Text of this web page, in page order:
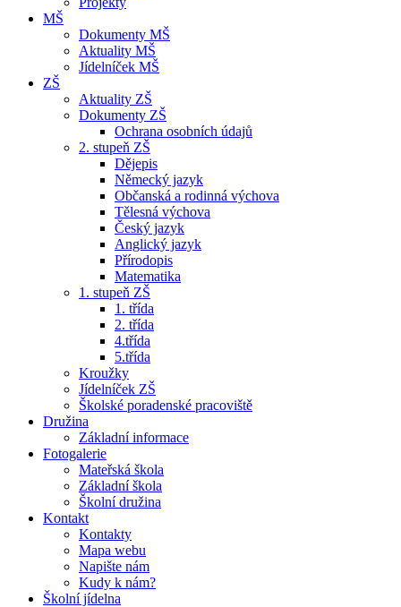
MŠ
Dokumenty MŠ
Aktuality MŠ
Jídelníček MŠ
ZŠ
Aktuality ZŠ
Dokumenty ZŠ
Ochrana osobních údajů
2. stupeň ZŠ
Dějepis
Německý jazyk
Občanská a rodinná výchova
Tělesná výchova
Český jazyk
Anglický jazyk
Přírodopis
Matematika
1. stupeň ZŠ
1. třída
2. třída
4.třída
5.třída
Kroužky
Jídelníček ZŠ
Školské poradenské pracoviště
Družina
Základní informace
Fotogalerie
Mateřská škola
Základní škola
Školní družina
Kontakt
Kontakty
Mapa webu
Napište nám
Kudy k nám?
Školní jídelna